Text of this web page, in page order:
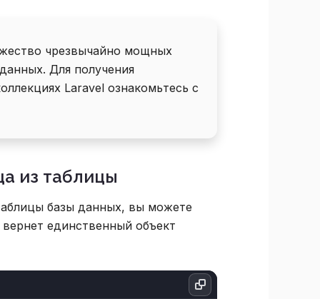
чрезвычайно мощных
Для получения
Laravel ознакомьтесь с
из таблицы
базы данных, вы можете
единственный объект